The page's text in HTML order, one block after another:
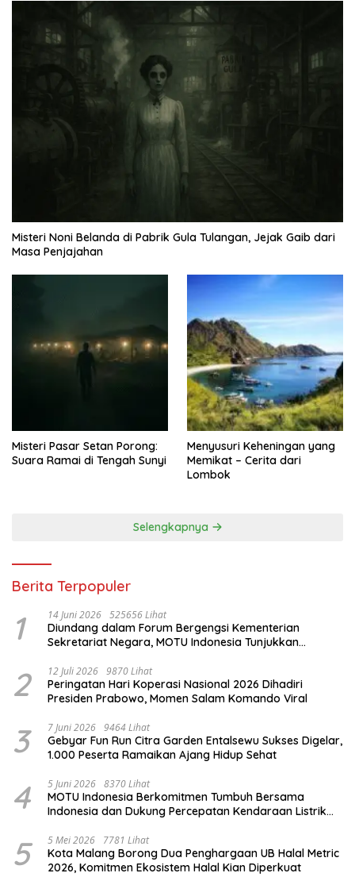
Misteri Noni Belanda di Pabrik Gula Tulangan, Jejak Gaib dari
Masa Penjajahan
Misteri Pasar Setan Porong:
Suara Ramai di Tengah Sunyi
Menyusuri Keheningan yang
Memikat – Cerita dari
Lombok
Selengkapnya
Berita Terpopuler
1 14 Juni 2026 525656 Lihat
Diundang dalam Forum Bergengsi Kementerian
Sekretariat Negara, MOTU Indonesia Tunjukkan
2 12 Juli 2026 9870 Lihat
Peringatan Hari Koperasi Nasional 2026 Dihadiri
Presiden Prabowo, Momen Salam Komando Viral
3 7 Juni 2026 9464 Lihat
Gebyar Fun Run Citra Garden Entalsewu Sukses Digelar,
1.000 Peserta Ramaikan Ajang Hidup Sehat
4 5 Juni 2026 8370 Lihat
MOTU Indonesia Berkomitmen Tumbuh Bersama
Indonesia dan Dukung Percepatan Kendaraan Listrik
5 5 Mei 2026 7781 Lihat
Kota Malang Borong Dua Penghargaan UB Halal Metric
2026, Komitmen Ekosistem Halal Kian Diperkuat